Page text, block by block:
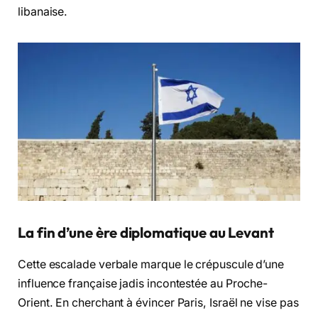
libanaise.
La fin d’une ère diplomatique au Levant
Cette escalade verbale marque le crépuscule d’une
influence française jadis incontestée au Proche-
Orient. En cherchant à évincer Paris, Israël ne vise pas